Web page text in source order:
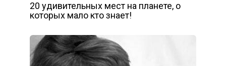
20 удивительных мест на планете, о
которых мало кто знает!